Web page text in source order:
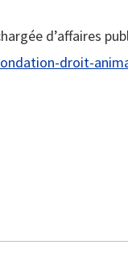
d’affaires
droit-